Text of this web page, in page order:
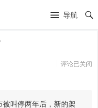
导航
评论已关闭
停两年后，新的架